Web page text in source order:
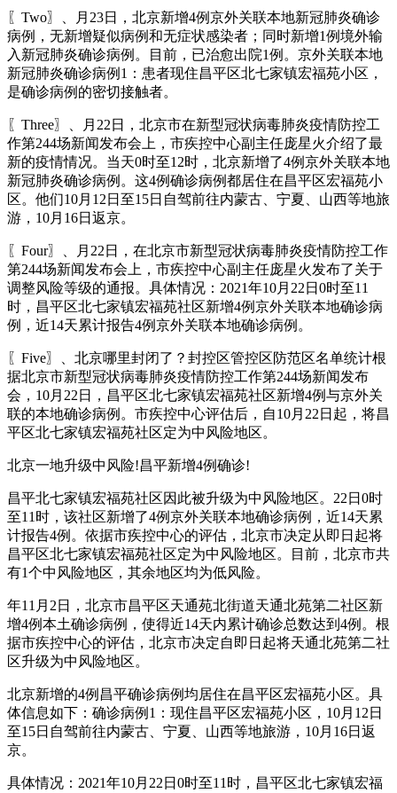
〖Two〗、月23日，北京新增4例京外关联本地新冠肺炎确诊
病例，无新增疑似病例和无症状感染者；同时新增1例境外输
入新冠肺炎确诊病例。目前，已治愈出院1例。京外关联本地
新冠肺炎确诊病例1：患者现住昌平区北七家镇宏福苑小区，
是确诊病例的密切接触者。
〖Three〗、月22日，北京市在新型冠状病毒肺炎疫情防控工
作第244场新闻发布会上，市疾控中心副主任庞星火介绍了最
新的疫情情况。当天0时至12时，北京新增了4例京外关联本地
新冠肺炎确诊病例。这4例确诊病例都居住在昌平区宏福苑小
区。他们10月12日至15日自驾前往内蒙古、宁夏、山西等地旅
游，10月16日返京。
〖Four〗、月22日，在北京市新型冠状病毒肺炎疫情防控工作
第244场新闻发布会上，市疾控中心副主任庞星火发布了关于
调整风险等级的通报。具体情况：2021年10月22日0时至11
时，昌平区北七家镇宏福苑社区新增4例京外关联本地确诊病
例，近14天累计报告4例京外关联本地确诊病例。
〖Five〗、北京哪里封闭了？封控区管控区防范区名单统计根
据北京市新型冠状病毒肺炎疫情防控工作第244场新闻发布
会，10月22日，昌平区北七家镇宏福苑社区新增4例与京外关
联的本地确诊病例。市疾控中心评估后，自10月22日起，将昌
平区北七家镇宏福苑社区定为中风险地区。
北京一地升级中风险!昌平新增4例确诊!
昌平北七家镇宏福苑社区因此被升级为中风险地区。22日0时
至11时，该社区新增了4例京外关联本地确诊病例，近14天累
计报告4例。依据市疾控中心的评估，北京市决定从即日起将
昌平区北七家镇宏福苑社区定为中风险地区。目前，北京市共
有1个中风险地区，其余地区均为低风险。
年11月2日，北京市昌平区天通苑北街道天通北苑第二社区新
增4例本土确诊病例，使得近14天内累计确诊总数达到4例。根
据市疾控中心的评估，北京市决定自即日起将天通北苑第二社
区升级为中风险地区。
北京新增的4例昌平确诊病例均居住在昌平区宏福苑小区。具
体信息如下：确诊病例1：现住昌平区宏福苑小区，10月12日
至15日自驾前往内蒙古、宁夏、山西等地旅游，10月16日返
京。
具体情况：2021年10月22日0时至11时，昌平区北七家镇宏福